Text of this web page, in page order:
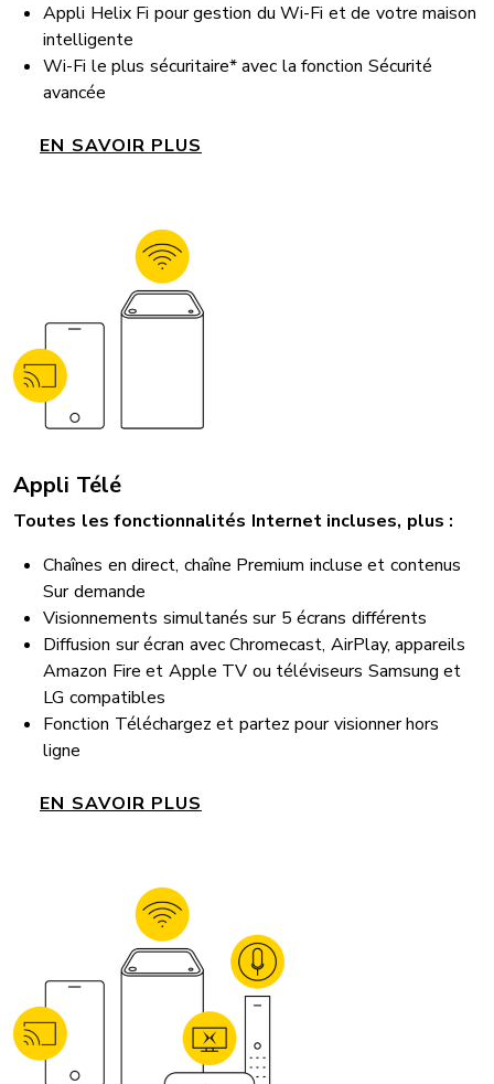
Appli Helix Fi pour gestion du Wi-Fi et de votre maison
intelligente
Wi-Fi le plus sécuritaire* avec la fonction Sécurité
avancée
EN SAVOIR PLUS
Appli Télé
Toutes les fonctionnalités Internet incluses, plus :
Chaînes en direct, chaîne Premium incluse et contenus
Sur demande
Visionnements simultanés sur 5 écrans différents
Diffusion sur écran avec Chromecast, AirPlay, appareils
Amazon Fire et Apple TV ou téléviseurs Samsung et
LG compatibles
Fonction Téléchargez et partez pour visionner hors
ligne
EN SAVOIR PLUS